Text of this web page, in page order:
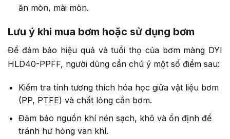
ăn mòn, mài mòn.
Lưu ý khi mua bơm hoặc sử dụng bơm
Để đảm bảo hiệu quả và tuổi thọ của bơm màng DYI
HLD40-PPFF, người dùng cần chú ý một số điểm sau:
Kiểm tra tính tương thích hóa học giữa vật liệu bơm
(PP, PTFE) và chất lỏng cần bơm.
Đảm bảo nguồn khí nén sạch, khô và ổn định để
tránh hư hỏng van khí.